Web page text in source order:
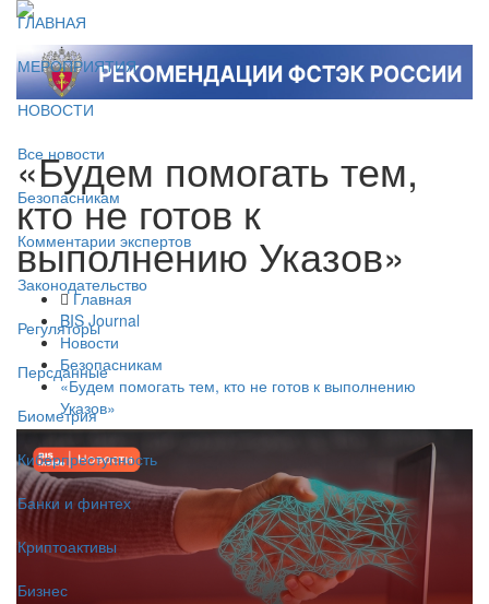
ГЛАВНАЯ
МЕРОПРИЯТИЯ
НОВОСТИ
Все новости
Безопасникам
Комментарии экспертов
Законодательство
Регуляторы
Персданные
Биометрия
Киберпреступность
Банки и финтех
Криптоактивы
Бизнес
«Будем помогать тем,
кто не готов к
выполнению Указов»
Главная
BIS Journal
Новости
Безопасникам
«Будем помогать тем, кто не готов к выполнению
Указов»